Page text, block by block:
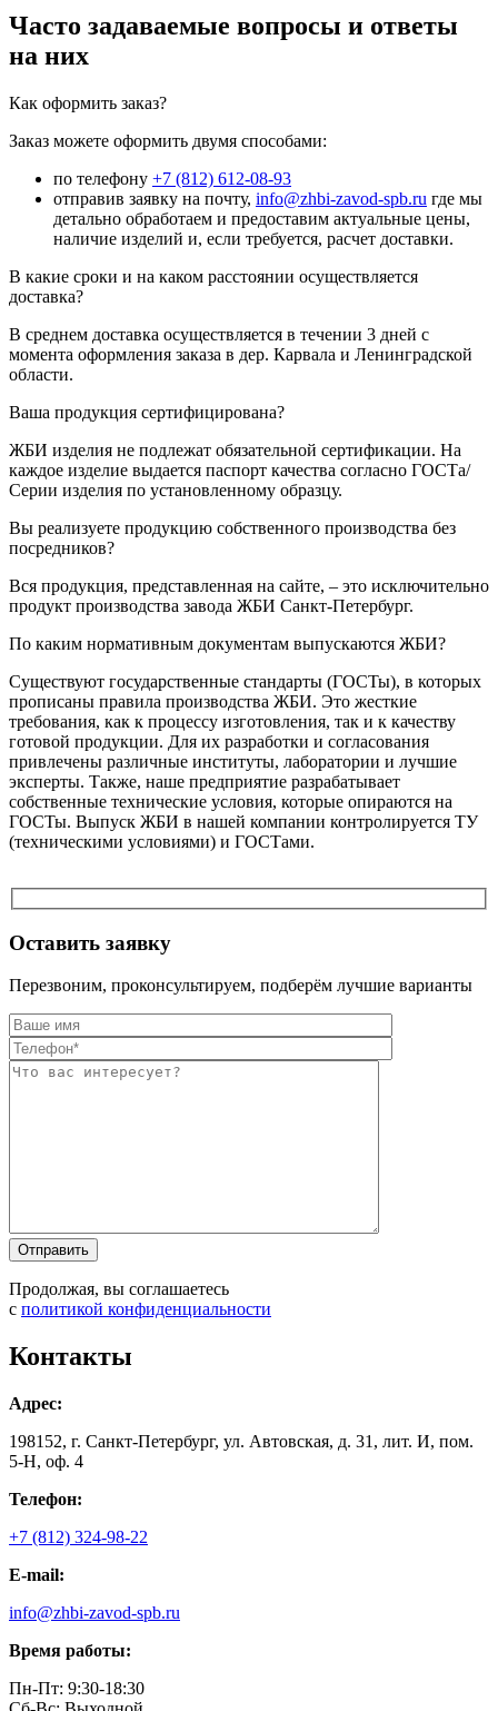
Часто задаваемые вопросы и ответы
на них
Как оформить заказ?
Заказ можете оформить двумя способами:
по телефону +7 (812) 612-08-93
отправив заявку на почту, info@zhbi-zavod-spb.ru где мы
детально обработаем и предоставим актуальные цены,
наличие изделий и, если требуется, расчет доставки.
В какие сроки и на каком расстоянии осуществляется
доставка?
В среднем доставка осуществляется в течении 3 дней с
момента оформления заказа в дер. Карвала и Ленинградской
области.
Ваша продукция сертифицирована?
ЖБИ изделия не подлежат обязательной сертификации. На
каждое изделие выдается паспорт качества согласно ГОСТа/
Серии изделия по установленному образцу.
Вы реализуете продукцию собственного производства без
посредников?
Вся продукция, представленная на сайте, – это исключительно
продукт производства завода ЖБИ Санкт-Петербург.
По каким нормативным документам выпускаются ЖБИ?
Существуют государственные стандарты (ГОСТы), в которых
прописаны правила производства ЖБИ. Это жесткие
требования, как к процессу изготовления, так и к качеству
готовой продукции. Для их разработки и согласования
привлечены различные институты, лаборатории и лучшие
эксперты. Также, наше предприятие разрабатывает
собственные технические условия, которые опираются на
ГОСТы. Выпуск ЖБИ в нашей компании контролируется ТУ
(техническими условиями) и ГОСТами.
Оставить заявку
Перезвоним, проконсультируем, подберём лучшие варианты
Продолжая, вы соглашаетесь
с политикой конфиденциальности
Контакты
Адрес:
198152, г. Санкт-Петербург, ул. Автовская, д. 31, лит. И, пом.
5-Н, оф. 4
Телефон:
+7 (812) 324-98-22
E-mail:
info@zhbi-zavod-spb.ru
Время работы:
Пн-Пт: 9:30-18:30